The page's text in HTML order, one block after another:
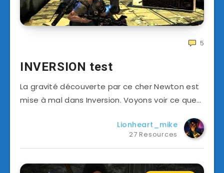
5
INVERSION test
La gravité découverte par ce cher Newton est
mise à mal dans Inversion. Voyons voir ce que…
Lionheart_mike
27 Resources